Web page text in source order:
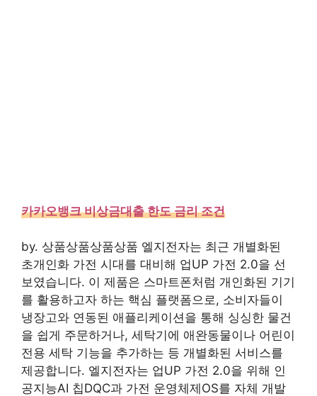
카카오뱅크 비상금대출 한도 금리 조건
by. 상품상품상품상품 엘지전자는 최근 개별화된
초개인화 가전 시대를 대비해 업UP 가전 2.0을 선
보였습니다. 이 제품은 스마트폰처럼 개인화된 기기
를 활용하고자 하는 핵심 플랫폼으로, 소비자들이
냉장고와 연동된 애플리케이션을 통해 싱싱한 물건
을 쉽게 주문하거나, 세탁기에 애완동물이나 어린이
전용 세탁 기능을 추가하는 등 개별화된 서비스를
제공합니다. 엘지전자는 업UP 가전 2.0을 위해 인
공지능AI 칩DQC과 가전 운영체제OS를 자체 개발